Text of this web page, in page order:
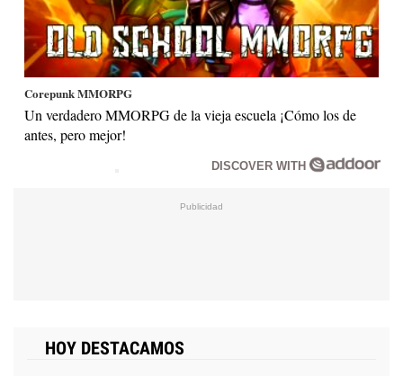
Corepunk MMORPG
Un verdadero MMORPG de la vieja escuela ¡Cómo los de
antes, pero mejor!
DISCOVER WITH
HOY DESTACAMOS